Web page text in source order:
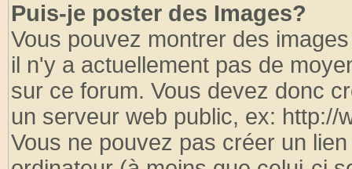
Puis-je poster des Images?
Vous pouvez montrer des
il n'y a actuellement pas de
sur ce forum. Vous devez donc
un serveur web public, ex: http://
Vous ne pouvez pas créer un